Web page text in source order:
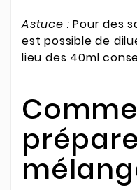
Astuce : Pour des
est possible de
lieu des 40ml